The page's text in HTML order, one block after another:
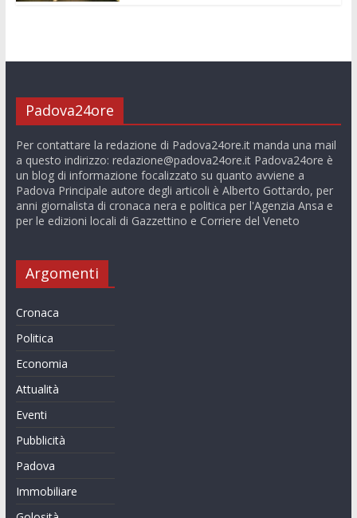
Padova24ore
Per contattare la redazione di Padova24ore.it manda una mail
a questo indirizzo: redazione@padova24ore.itPadova24ore è
un blog di informazione focalizzato su quanto avviene a
Padova Principale autore degli articoli è Alberto Gottardo, per
anni giornalista di cronaca nera e politica per l'Agenzia Ansa e
per le edizioni locali di Gazzettino e Corriere del Veneto
Argomenti
Cronaca
Politica
Economia
Attualità
Eventi
Pubblicità
Padova
Immobiliare